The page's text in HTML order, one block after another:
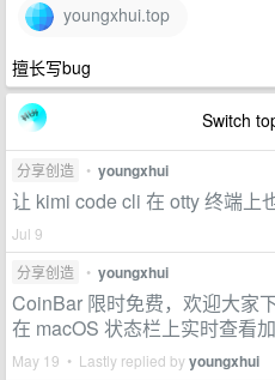
youngxhui.top
擅长写bug
Switch
分享创造 • youngxhui
让 kimi code cli 在 otty 终端上
Jul 9
分享创造
• youngxhui
CoinBar 限时免费，欢迎大家
在 macOS 状态栏上实时查看
May 19 • Lastly replied byyoungxhui